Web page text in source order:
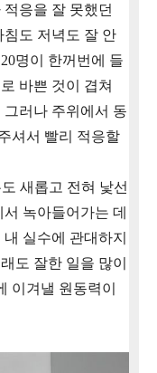
응을 잘 못했던
도 저녁도 잘 안
20명이 한꺼번에 들
바쁜 것이 겹쳐
그러나 주위에서 동
셔서 빨리 적응할
새롭고 전혀 낯선
녹아들어가는 데
내 실수에 관대하지
도 잘한 일을 많이
이겨낼 원동력이